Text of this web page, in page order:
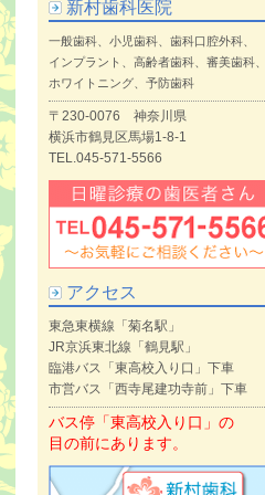
新村歯科医院
一般歯科、小児歯科、歯科口腔外科、
インプラント、高齢者歯科、審美歯科
ホワイトニング、予防歯科
〒230-0076 神奈川県
横浜市鶴見区馬場1-8-1
TEL.045-571-5566
アクセス
東急東横線「菊名駅」
JR京浜東北線「鶴見駅」
臨港バス「東高校入り口」下車
市営バス「西寺尾建功寺前」下車
バス停「東高校入り口」の
目の前にあります。